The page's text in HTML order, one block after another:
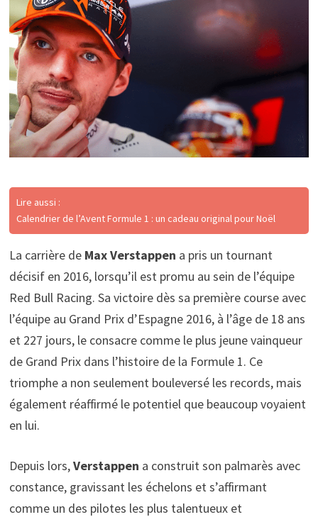
Lire aussi :
Calendrier de l’Avent Formule 1 : un cadeau original pour Noël
La carrière deMax Verstappen a pris un tournant
décisif en 2016, lorsqu’il est promu au sein de l’équipe
Red Bull Racing. Sa victoire dès sa première course avec
l’équipe au Grand Prix d’Espagne 2016, à l’âge de 18 ans
et 227 jours, le consacre comme le plus jeune vainqueur
de Grand Prix dans l’histoire de la Formule 1. Ce
triomphe a non seulement bouleversé les records, mais
également réaffirmé le potentiel que beaucoup voyaient
en lui.
Depuis lors,Verstappen a construit son palmarès avec
constance, gravissant les échelons et s’affirmant
comme un des pilotes les plus talentueux et